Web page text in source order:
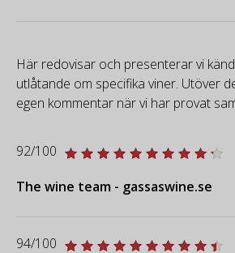
Här redovisar och presenterar vi
utlåtande om specifika viner. Utöver
egen kommentar när vi har provat
92/100
The wine team - gassaswine.se
94/100